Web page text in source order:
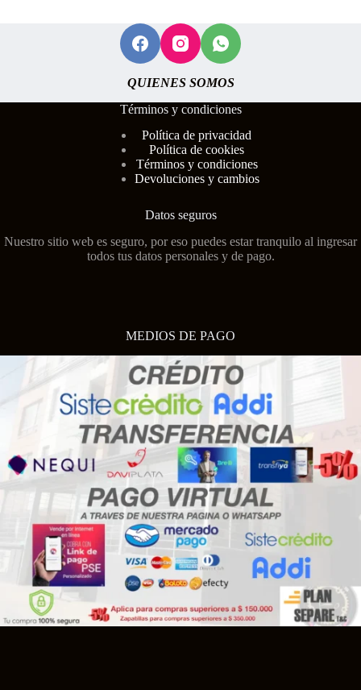
QUIENES SOMOS
Términos y condiciones
Política de privacidad
Política de cookies
Términos y condiciones
Devoluciones y cambios
Datos seguros
Nuestro sitio web es seguro, por eso puedes estar tranquilo al ingresar
todos tus datos personales y de pago.
MEDIOS DE PAGO